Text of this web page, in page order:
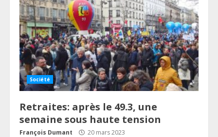
Société
Retraites: après le 49.3, une
semaine sous haute tension
François Dumant 20 mars 2023